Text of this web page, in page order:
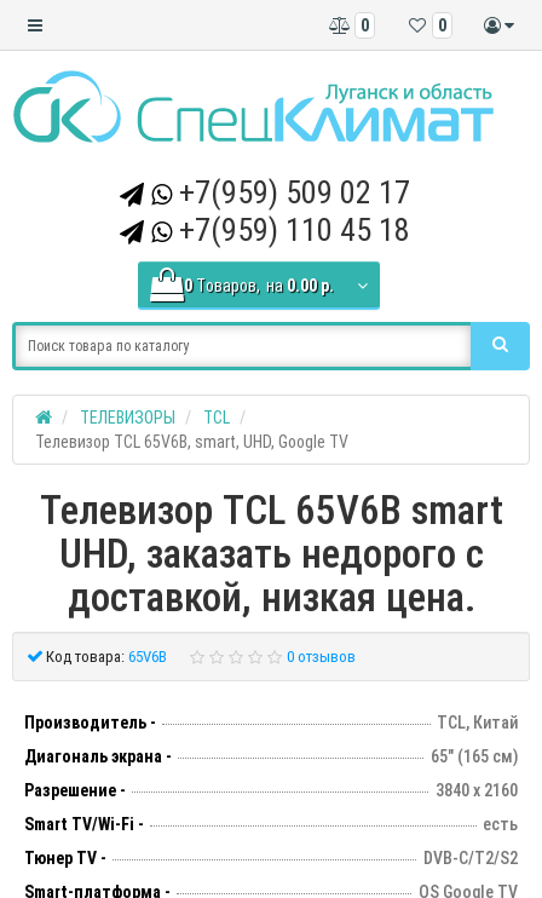
0
0
+7(959) 509 02 17
+7(959) 110 45 18
0 Tоваров, на 0.00 р.
ТЕЛЕВИЗОРЫ
TCL
Телевизор TCL 65V6B, smart, UHD, Google TV
Телевизор TCL 65V6B smart
UHD, заказать недорого с
доставкой, низкая цена.
Код товара: 65V6B 0 отзывов
Производитель -
TCL, Китай
Диагональ экрана -
65" (165 см)
Разрешение -
3840 х 2160
Smart TV/Wi-Fi -
есть
Тюнер TV -
DVB-C/T2/S2
Smart-платформа -
OS Google TV